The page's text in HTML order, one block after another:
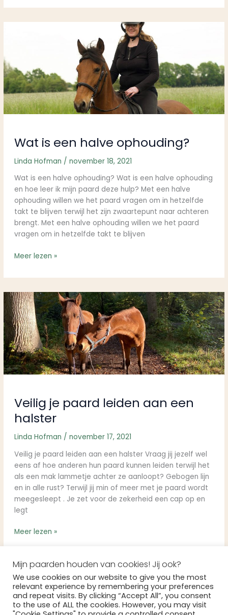
Wat is een halve ophouding?
Linda Hofman / november 18, 2021
Wat is een halve ophouding? Wat is een halve ophouding
en hoe leer ik mijn paard deze hulp? Met een halve
ophouding willen we het paard vragen om in hetzelfde
takt te blijven terwijl het zijn zwaartepunt naar achteren
brengt. Met een halve ophouding willen we het paard
vragen om in hetzelfde takt te blijven
ophouding?
Meer lezen »
Veilig je paard leiden aan een
halster
Linda Hofman / november 17, 2021
Veilig je paard leiden aan een halster Vraag jij jezelf wel
eens af hoe anderen hun paard kunnen leiden terwijl het
als een mak lammetje achter ze aanloopt? Gebogen lijn
en in alle rust? Terwijl jij min of meer met je paard wordt
meegesleept . Je zet voor de zekerheid een cap op en
legt
Veilig
je
paard
leiden
aan
een
halster
Meer lezen »
Copyright © 2026 Linda Hofman | Aangedreven door
Mijn paarden houden van cookies! Jij ook?
We use cookies on our website to give you the most
relevant experience by remembering your preferences
and repeat visits. By clicking “Accept All”, you consent
to the use of ALL the cookies. However, you may visit